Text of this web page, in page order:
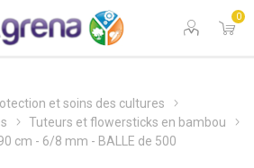
0
et soins des cultures
Tuteurs et flowersticks en bambou
cm - 6/8 mm - BALLE de 500